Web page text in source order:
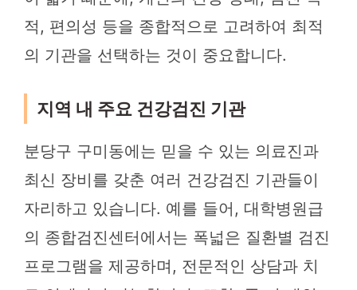
적, 편의성 등을 종합적으로 고려하여 최적
의 기관을 선택하는 것이 중요합니다.
지역 내 주요 건강검진 기관
분당구 구미동에는 믿을 수 있는 의료진과
최신 장비를 갖춘 여러 건강검진 기관들이
자리하고 있습니다. 예를 들어, 대학병원급
의 종합검진센터에서는 폭넓은 질환별 검진
프로그램을 제공하며, 전문적인 상담과 치